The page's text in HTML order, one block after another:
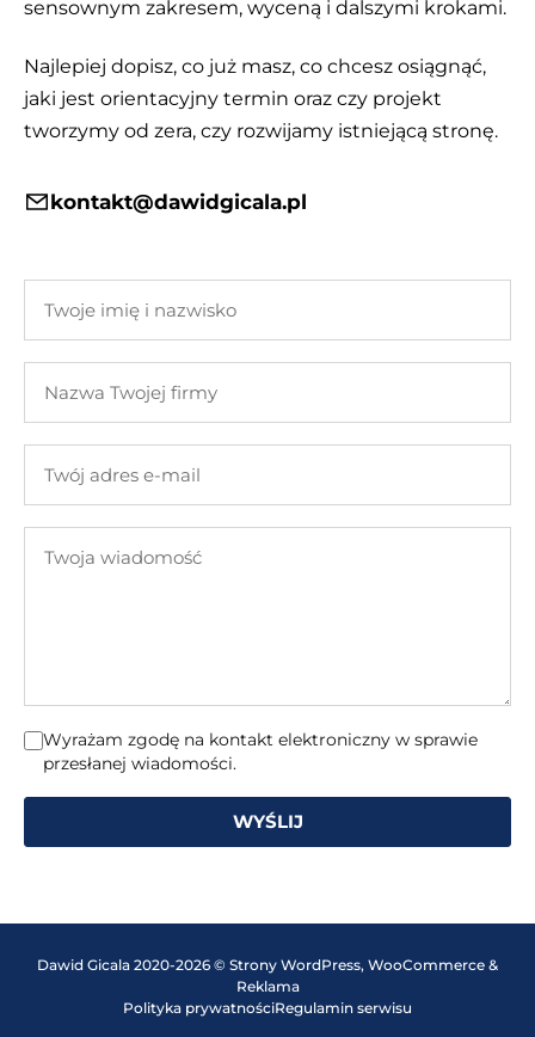
sensownym zakresem, wyceną i dalszymi krokami.
Najlepiej dopisz, co już masz, co chcesz osiągnąć,
jaki jest orientacyjny termin oraz czy projekt
tworzymy od zera, czy rozwijamy istniejącą stronę.
kontakt@dawidgicala.pl
imię
nazwisko
Twojej
adres
mail
wiadomość
Wyrażam zgodę na kontakt elektroniczny w sprawie
przesłanej wiadomości.
WYŚLIJ
Dawid Gicala 2020-2026 © Strony WordPress, WooCommerce &
Reklama
Polityka prywatnościRegulamin serwisu